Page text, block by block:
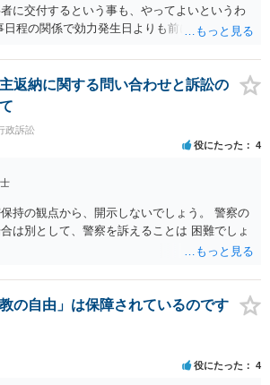
に交付するという事も、やってよいというわ
日程の関係で効力発生日よりも前に交付したか
るに越したことはないですが、卒業式の日程
慣例として定められることが多いですし、学籍
て異なるようですから、そのこと自体に特に問
万一、効力発生日より前に、その効力が無効と
したら、その証明書は効力を発生する事な
化されるということですね？ そう考えるのが
、卒業証書自体は、通常記載されている内容
いう事実について記載されており、卒業式時
過去の事実として間違いないので、卒業証書
う法的な効力を議論するものではないでしょ
ものではなく、在学中に何らかの問題を起こし
うか、ということなので、厳密に言えば卒業
関係しないと思います。
返納に関する問い合わせと訴訟の
政訴訟
役にたった 4
持の観点から、開示しないでしょう。 警察の
は別として、警察を訴えることは 困難でしょ
の自由」は保障されているのです
役にたった 4